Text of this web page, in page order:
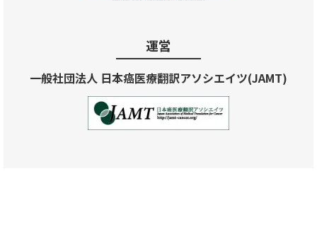
運営
一般社団法人 日本癌医療翻訳アソシエイツ(JAMT)